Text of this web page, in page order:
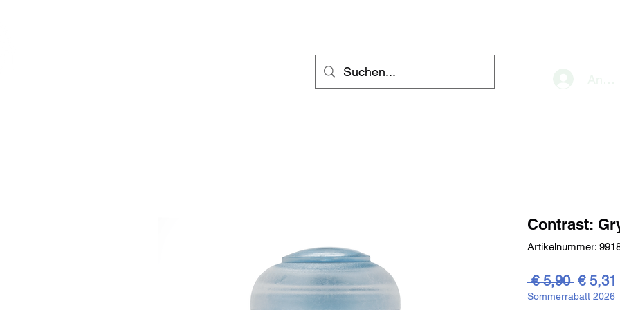
Contrast:
Artikelnummer:
€ 5,90 € 5,31
Sommerrabatt 2026